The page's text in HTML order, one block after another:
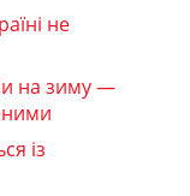
не
на зиму —
із